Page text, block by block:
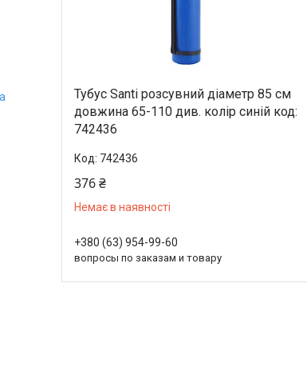
Тубус Santi розсувний діаметр 85 см
довжина 65-110 див. колір синій код:
742436
742436
376 ₴
Немає в наявності
+380 (63) 954-99-60
вопросы по заказам и товару